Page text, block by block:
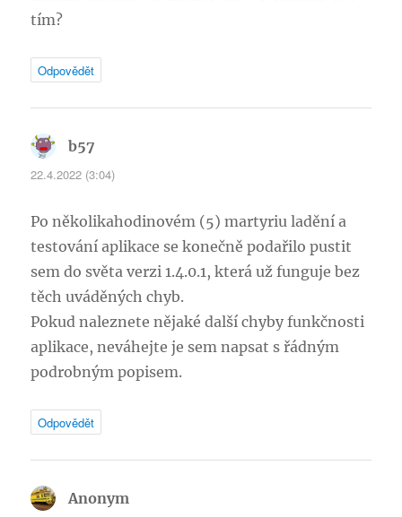
tím?
Odpovědět
b57
22.4.2022 (3:04)
Po několikahodinovém (5) martyriu ladění a
testování aplikace se konečně podařilo pustit
sem do světa verzi 1.4.0.1, která už funguje bez
těch uváděných chyb.
Pokud naleznete nějaké další chyby funkčnosti
aplikace, neváhejte je sem napsat s řádným
podrobným popisem.
Odpovědět
Anonym